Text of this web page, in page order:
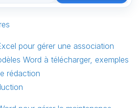
pour gérer une association
Word à télécharger, exemples
rédaction